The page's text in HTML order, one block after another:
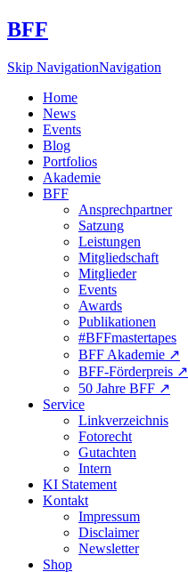
BFF
Skip NavigationNavigation
Home
News
Events
Blog
Portfolios
Akademie
BFF
Ansprechpartner
Satzung
Leistungen
Mitgliedschaft
Mitglieder
Events
Awards
Publikationen
#BFFmastertapes
BFF Akademie ↗︎
BFF-Förderpreis ↗︎
50 Jahre BFF ↗︎
Service
Linkverzeichnis
Fotorecht
Gutachten
Intern
KI Statement
Kontakt
Impressum
Disclaimer
Newsletter
Shop